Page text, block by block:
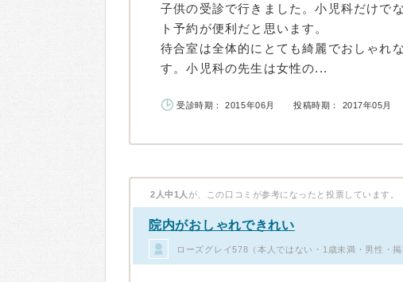
子供の受診で行きました。小児科だけで
ト予約が便利だと思います。
待合室は全体的にとても綺麗でおしゃれ
す。小児科の先生は女性の...
受診時期： 2015年06月 投稿時期： 2017年05月
2人中1人 が、この口コミが参考になったと投票しています。
院内がおしゃれできれい
ローズグレイ578（本人ではない・1歳未満・男性・掲